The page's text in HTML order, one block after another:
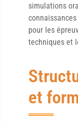
simulations
pour les
techniques et
et